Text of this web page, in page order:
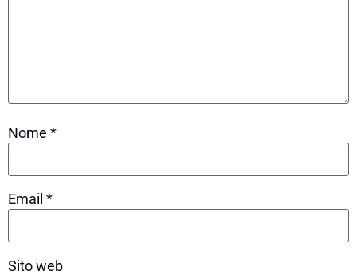
Nome *
Email *
Sito web